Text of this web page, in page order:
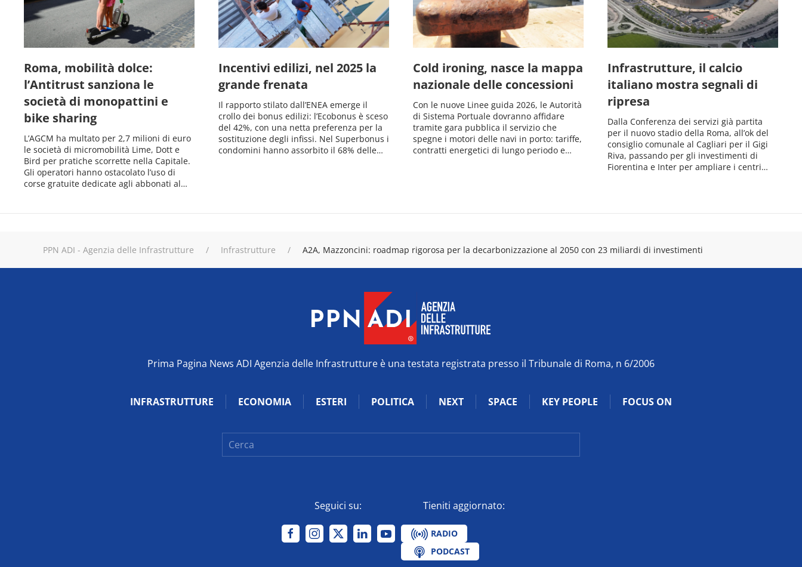
Roma, mobilità dolce:
l’Antitrust sanziona le
società di monopattini e
bike sharing
L’AGCM ha multato per 2,7 milioni di euro
le società di micromobilità Lime, Dott e
Bird per pratiche scorrette nella Capitale.
Gli operatori hanno ostacolato l’uso di
corse gratuite dedicate agli abbonati al…
Incentivi edilizi, nel 2025 la
grande frenata
Il rapporto stilato dall’ENEA emerge il
crollo dei bonus edilizi: l’Ecobonus è sceso
del 42%, con una netta preferenza per la
sostituzione degli infissi. Nel Superbonus i
condomini hanno assorbito il 68% delle…
Cold ironing, nasce la mappa
nazionale delle concessioni
Con le nuove Linee guida 2026, le Autorità
di Sistema Portuale dovranno affidare
tramite gara pubblica il servizio che
spegne i motori delle navi in porto: tariffe,
contratti energetici di lungo periodo e…
Infrastrutture, il calcio
italiano mostra segnali di
ripresa
Dalla Conferenza dei servizi già partita
per il nuovo stadio della Roma, all’ok del
consiglio comunale al Cagliari per il Gigi
Riva, passando per gli investimenti di
Fiorentina e Inter per ampliare i centri…
PPN ADI - Agenzia delle Infrastrutture Infrastrutture A2A, Mazzoncini: roadmap rigorosa per la decarbonizzazione al 2050 con 23 miliardi di investimenti
Prima Pagina News ADI Agenzia delle Infrastrutture è una testata registrata presso il Tribunale di Roma, n 6/2006
INFRASTRUTTURE ECONOMIA ESTERI POLITICA NEXT SPACE KEY PEOPLE FOCUS ON
Seguici su: Tieniti aggiornato:
RADIO
PODCAST